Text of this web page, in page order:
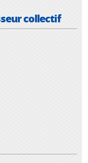
collectif